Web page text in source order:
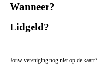
Wanneer?
Lidgeld?
Jouw vereniging nog niet op de kaart?